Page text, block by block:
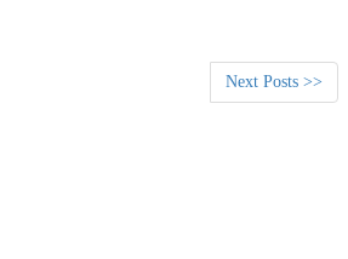
Next Posts >>